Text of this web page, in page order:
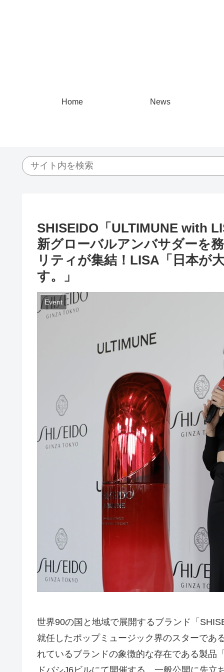
Home News
SHISEIDO「ULTIMUNE with
新グローバルアンバサダーを
リティが集結！LISA「日本が
す。」
Event
世界90の国と地域で展開するブランド「
就任したポップミュージック界のスターであ
れているブランドの象徴的な存在である製品
ドバシJ6ビルにて開催する。一般公開に先